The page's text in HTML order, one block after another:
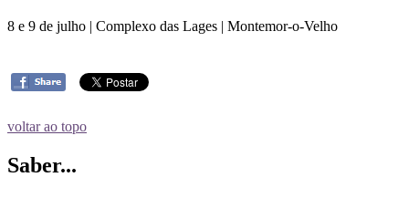
8 e 9 de julho | Complexo das Lages | Montemor-o-Velho
voltar ao topo
Saber...